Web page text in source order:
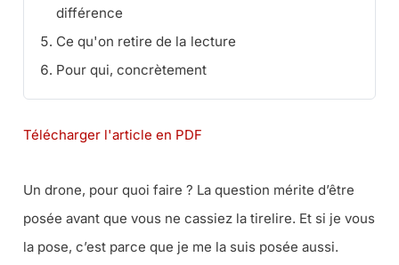
différence
Ce qu'on retire de la lecture
Pour qui, concrètement
Télécharger l'article en PDF
Un drone, pour quoi faire ? La question mérite d’être
posée avant que vous ne cassiez la tirelire. Et si je vous
la pose, c’est parce que je me la suis posée aussi.